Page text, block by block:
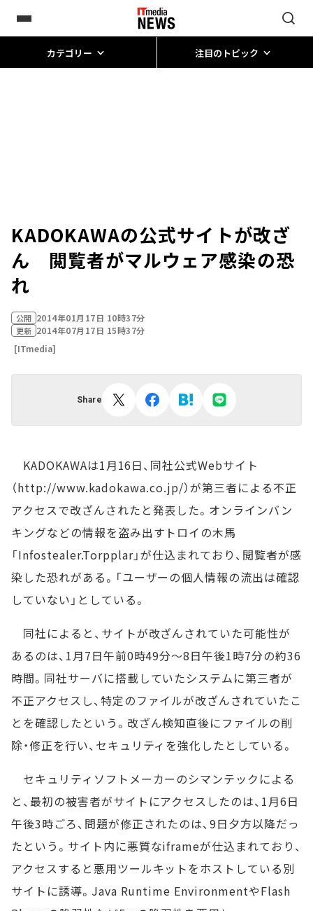
カテゴリー 注目のトピック
KADOKAWAの公式サイトが改ざ
ん 閲覧者がマルウェア感染の恐
れ
公開 2014年01月17日 10時37分
更新 2014年07月17日 15時37分
[ITmedia]
Share
KADOKAWAは1月16日、同社公式Webサイト
（http://www.kadokawa.co.jp/）が第三者による不正
アクセスで改ざんされたと発表した。オンラインバン
キングなどの情報を盗み出すトロイの木馬
「Infostealer.Torpplar」が仕込まれており、閲覧者が感
染した恐れがある。「ユーザーの個人情報の流出は確認
していない」としている。
同社によると、サイトが改ざんされていた可能性が
あるのは、1月7日午前0時49分～8日午後1時7分の約36
時間。同社サーバに搭載していたシステムに第三者が
不正アクセスし、特定のファイルが改ざんされていたこ
とを確認したという。改ざん検知直後にファイルの削
除・修正を行い、セキュリティを強化したとしている。
セキュリティソフトメーカーのシマンテックによる
と、最初の被害者がサイトにアクセスしたのは、1月6日
午後3時ごろ、問題が修正されたのは、9日夕方以降だっ
たという。サイト内に悪質なiframeが仕込まれており、
アクセスすると悪用ツールキットをホストしている別
サイトに誘導。Java Runtime EnvironmentやFlash